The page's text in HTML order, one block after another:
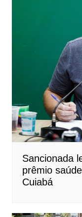
Sancionada
prêmio
Cuiabá